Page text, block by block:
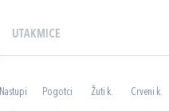
UTAKMICE
Nastupi Pogotci Žuti k. Crveni k.